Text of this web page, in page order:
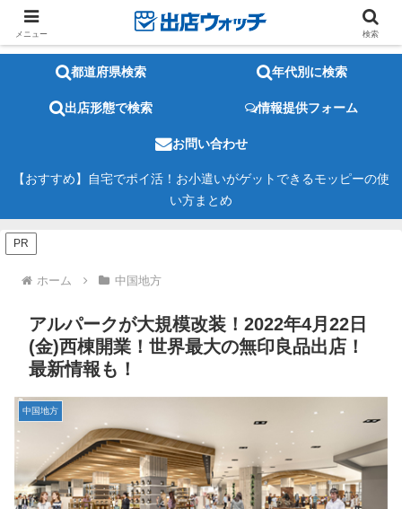
都道府県検索 年代別に検索
出店形態で検索 情報提供フォーム
お問い合わせ
【おすすめ】自宅でポイ活！お小遣いがゲットできるモッピーの使
い方まとめ
PR
ホーム 中国地方
アルパークが大規模改装！2022年4月22日
(金)西棟開業！世界最大の無印良品出店！
最新情報も！
中国地方
メニュー 検索